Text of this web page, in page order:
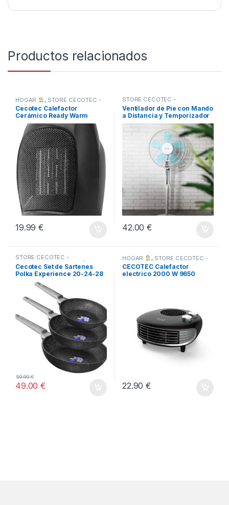
Productos relacionados
HOGAR
STORE CECOTEC -
DISTRIBUIDOR OFICIAL
TODOS
Cecotec Calefactor
Cerámico Ready Warm
6000
19.99€
STORE CECOTEC -
DISTRIBUIDOR OFICIAL
,
TODOS
Ventilador de Pie con Mando
a Distancia y Temporizador
EnergySilence 530
42.00€
STORE CECOTEC -
DISTRIBUIDOR OFICIAL
Cecotec Set de Sartenes
Polka Experience 20-24-28
Bucket Set WOOD &ROCK
49.00€
59.90€
HOGAR , STORE CECOTEC -
DISTRIBUIDOR OFICIAL
TODOS
CECOTEC Calefactor
electrico 2000 W 9650
22.90€